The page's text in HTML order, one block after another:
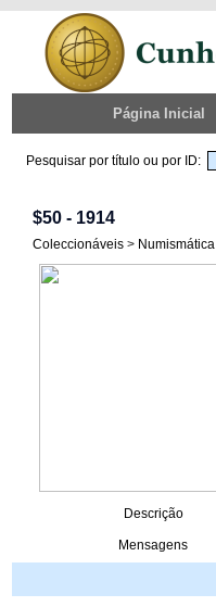
Página Inicial
Pesquisar por título ou por ID:
$50 - 1914
Coleccionáveis > Numismática
Descrição
Mensagens